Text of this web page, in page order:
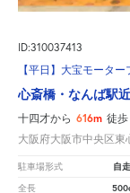
ID:310037413
【平日】大宝モーター
心斎橋・なんば駅
十四才から 616m 徒歩
大阪府大阪市中央区
駐車場形式 自
全長